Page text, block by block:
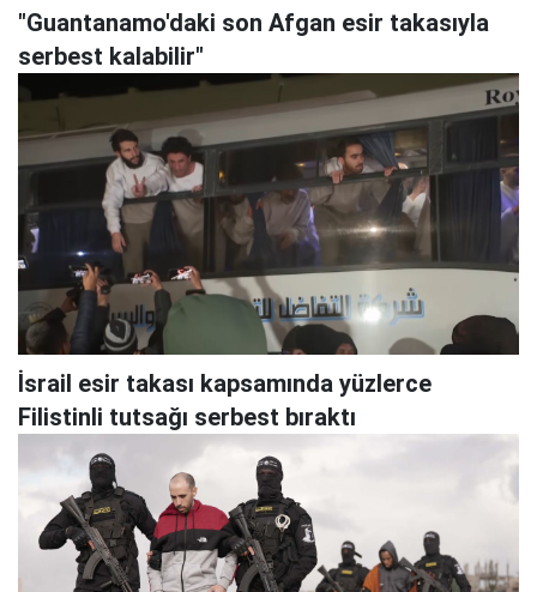
"Guantanamo'daki son Afgan esir takasıyla
serbest kalabilir"
İsrail esir takası kapsamında yüzlerce
Filistinli tutsağı serbest bıraktı